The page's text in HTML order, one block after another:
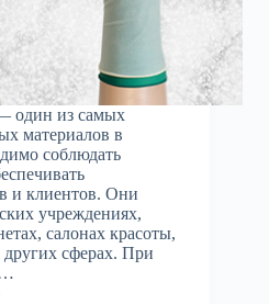
один из самых
материалов в
соблюдать
и клиентов. Они
учреждениях,
салонах красоты,
сферах. При